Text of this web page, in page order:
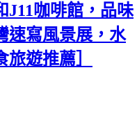
J11咖啡館，品味
速寫風景展，水
遊推薦］